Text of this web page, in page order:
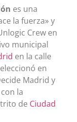
es una
la fuerza» y
Crew en
municipal
en la calle
en
Madrid y
la
de Ciudad